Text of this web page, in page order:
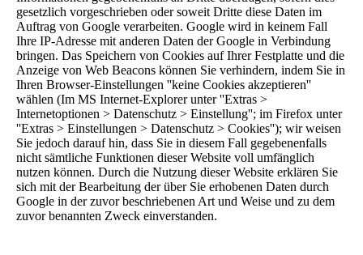
gesetzlich vorgeschrieben oder soweit Dritte diese Daten im
Auftrag von Google verarbeiten. Google wird in keinem Fall
Ihre IP-Adresse mit anderen Daten der Google in Verbindung
bringen. Das Speichern von Cookies auf Ihrer Festplatte und die
Anzeige von Web Beacons können Sie verhindern, indem Sie in
Ihren Browser-Einstellungen ''keine Cookies akzeptieren''
wählen (Im MS Internet-Explorer unter ''Extras >
Internetoptionen > Datenschutz > Einstellung''; im Firefox unter
''Extras > Einstellungen > Datenschutz > Cookies''); wir weisen
Sie jedoch darauf hin, dass Sie in diesem Fall gegebenenfalls
nicht sämtliche Funktionen dieser Website voll umfänglich
nutzen können. Durch die Nutzung dieser Website erklären Sie
sich mit der Bearbeitung der über Sie erhobenen Daten durch
Google in der zuvor beschriebenen Art und Weise und zu dem
zuvor benannten Zweck einverstanden.